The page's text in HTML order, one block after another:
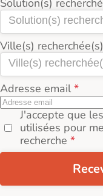
Solution(s)
Ville(s) recherchée(s)
Adresse email
J'accepte que
utilisées pour
recherche